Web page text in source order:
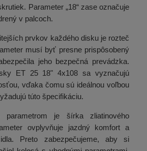
Parameter „18“ zase označuje
v palcoch.
prvkov každého disku je rozteč
musí byť presne prispôsobený
jeho bezpečná prevádzka.
ET 25 18" 4x108 sa vyznačujú
vďaka čomu sú ideálnou voľbou
túto špecifikáciu.
parametrom je šírka zliatinového
ovplyvňuje jazdný komfort a
Preto zabezpečujeme, aby si